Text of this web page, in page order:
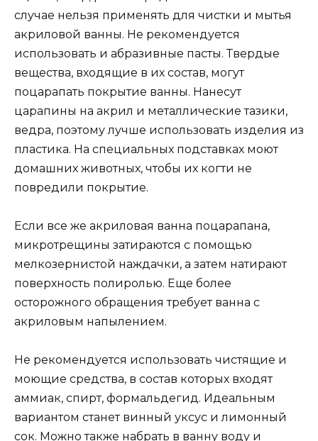
случае нельзя применять для чистки и мытья
акриловой ванны. Не рекомендуется
использовать и абразивные пасты. Твердые
вещества, входящие в их состав, могут
поцарапать покрытие ванны. Нанесут
царапины на акрил и металлические тазики,
ведра, поэтому лучше использовать изделия из
пластика. На специальных подставках моют
домашних животных, чтобы их когти не
повредили покрытие.
Если все же акриловая ванна поцарапана,
микротрещины затираются с помощью
мелкозернистой наждачки, а затем натирают
поверхность полиролью. Еще более
осторожного обращения требует ванна с
акриловым напылением.
Не рекомендуется использовать чистящие и
моющие средства, в состав которых входят
аммиак, спирт, формальдегид. Идеальным
вариантом станет винный уксус и лимонный
сок. Можно также набрать в ванну воду и